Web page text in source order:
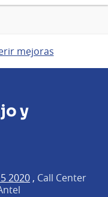
mejoras
y
2020 , Call Center